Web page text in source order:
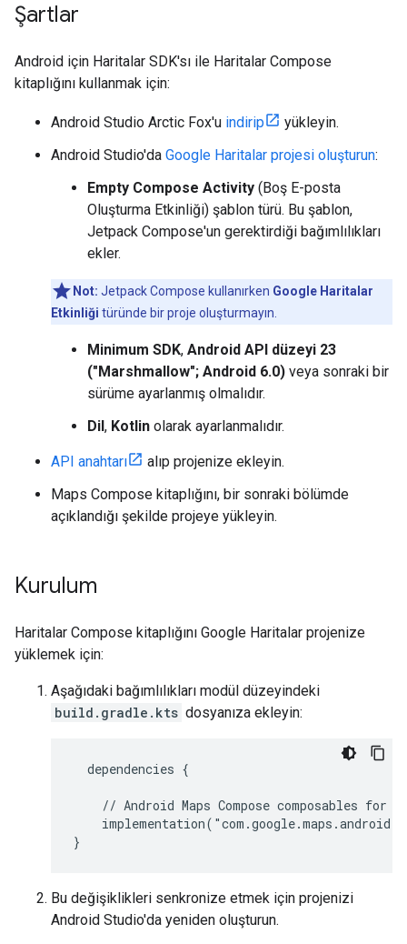
Şartlar
Android için Haritalar SDK'sı ile Haritalar Compose
kitaplığını kullanmak için:
Android Studio Arctic Fox'u indirip
yükleyin.
Android Studio'da Google Haritalar projesi oluşturun:
Empty Compose Activity (Boş E-posta
Oluşturma Etkinliği) şablon türü. Bu şablon,
Jetpack Compose'un gerektirdiği bağımlılıkları
ekler.
Not: Jetpack Compose kullanırken Google Haritalar
Etkinliği türünde bir proje oluşturmayın.
Minimum SDK, Android API düzeyi 23
("Marshmallow"; Android 6.0) veya sonraki bir
sürüme ayarlanmış olmalıdır.
Dil, Kotlin olarak ayarlanmalıdır.
API anahtarı
alıp projenize ekleyin.
Maps Compose kitaplığını, bir sonraki bölümde
açıklandığı şekilde projeye yükleyin.
Kurulum
Haritalar Compose kitaplığını Google Haritalar projenize
yüklemek için:
Aşağıdaki bağımlılıkları modül düzeyindeki
build.gradle.kts dosyanıza ekleyin:
dependencies {
// Android Maps Compose composables for
}
Bu değişiklikleri senkronize etmek için projenizi
Android Studio'da yeniden oluşturun.